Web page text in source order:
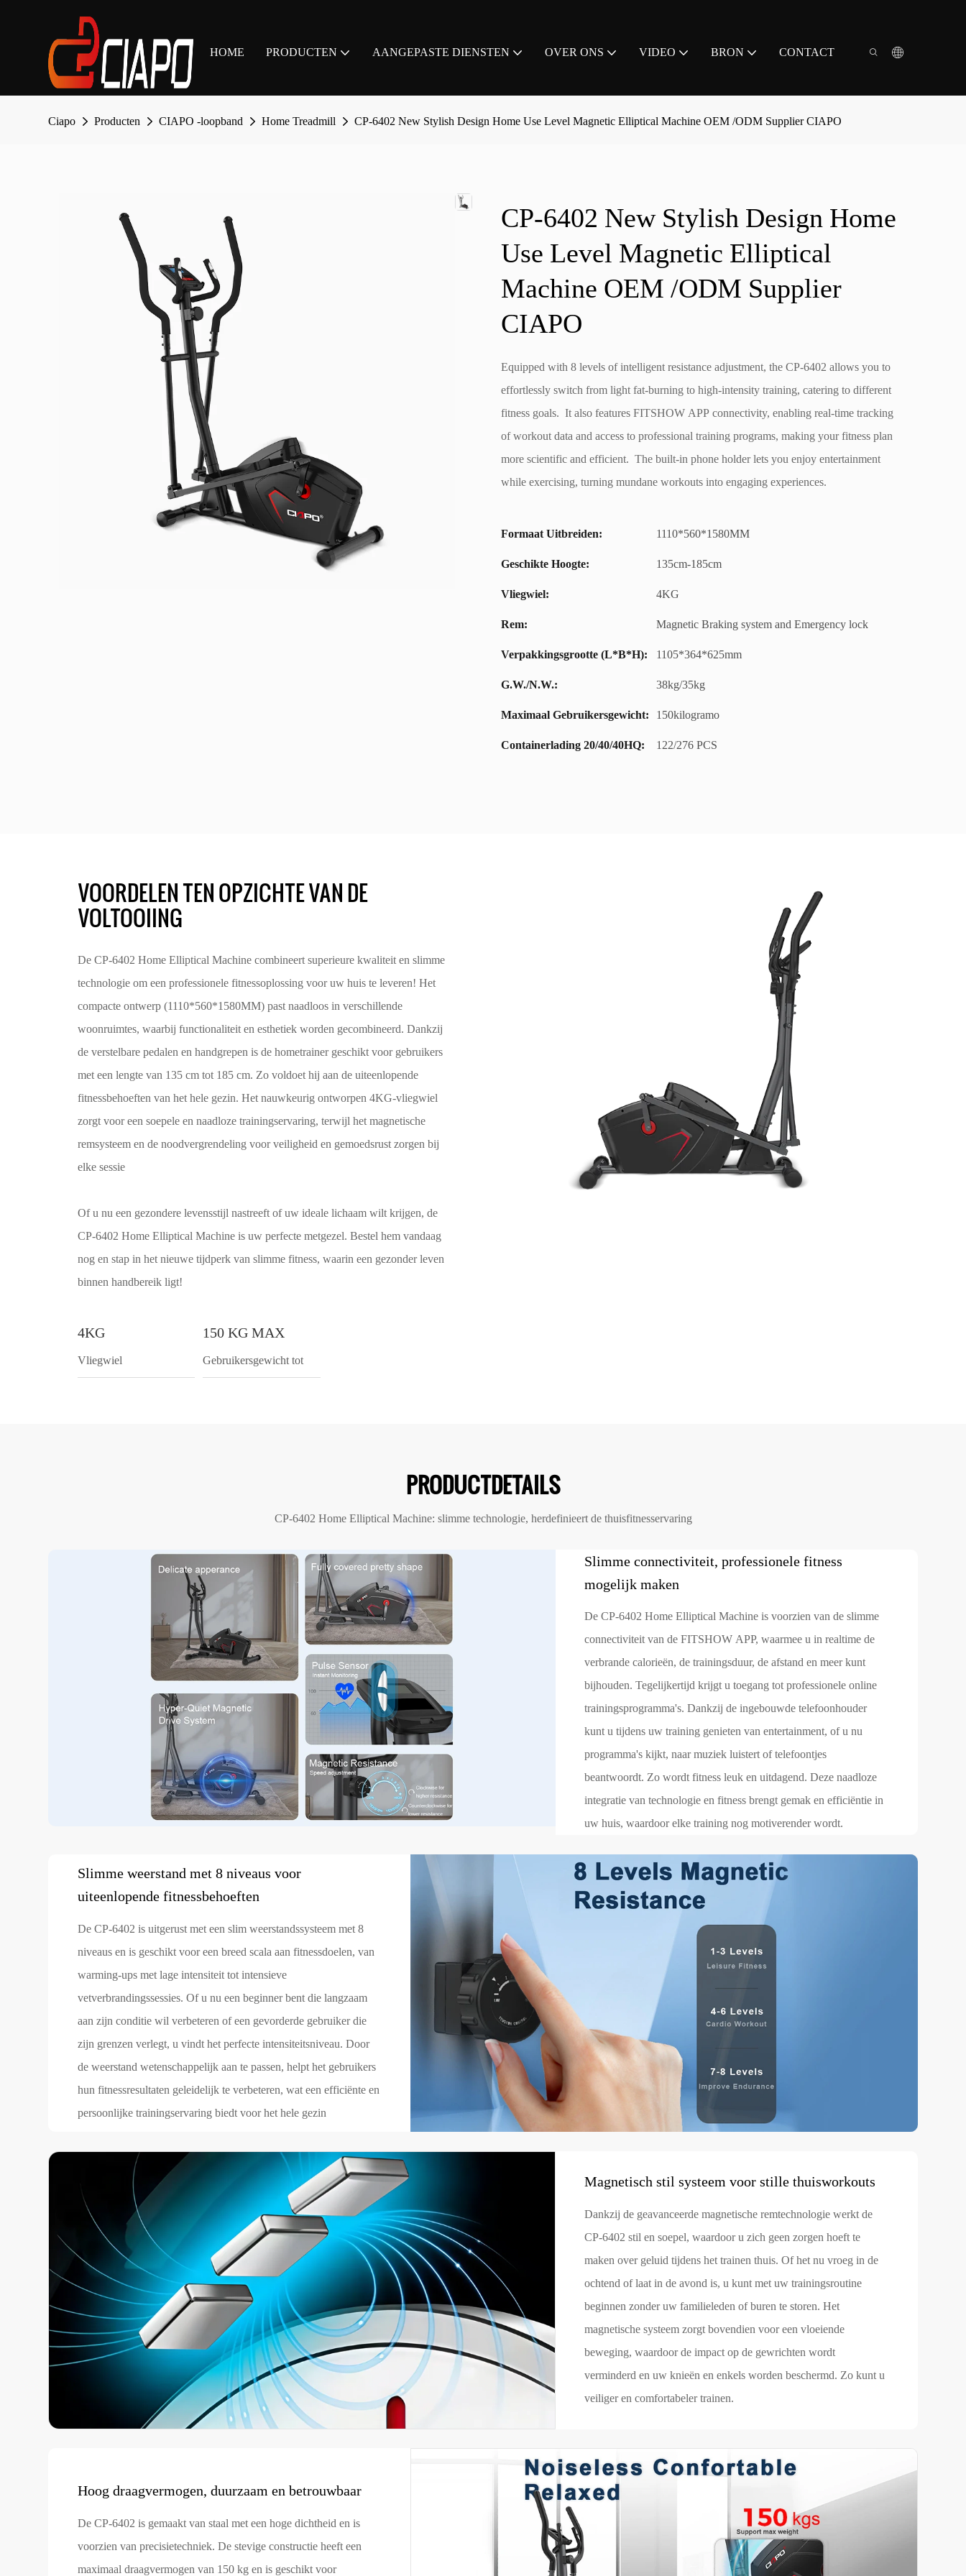
HOME PRODUCTEN AANGEPASTE DIENSTEN OVER ONS VIDEO BRON CONTACT
Ciapo Producten CIAPO -loopband Home Treadmill CP-6402 New Stylish Design Home Use Level Magnetic Elliptical Machine OEM /ODM Supplier CIAPO
CP-6402 New Stylish Design Home
Use Level Magnetic Elliptical
Machine OEM /ODM Supplier
CIAPO
Equipped with 8 levels of intelligent resistance adjustment, the CP-6402 allows you to
effortlessly switch from light fat-burning to high-intensity training, catering to different
fitness goals. It also features FITSHOW APP connectivity, enabling real-time tracking
of workout data and access to professional training programs, making your fitness plan
more scientific and efficient. The built-in phone holder lets you enjoy entertainment
while exercising, turning mundane workouts into engaging experiences.
Formaat Uitbreiden: 1110*560*1580MM
Geschikte Hoogte: 135cm-185cm
Vliegwiel: 4KG
Rem: Magnetic Braking system and Emergency lock
Verpakkingsgrootte (L*B*H): 1105*364*625mm
G.W./N.W.: 38kg/35kg
Maximaal Gebruikersgewicht: 150kilogramo
Containerlading 20/40/40HQ: 122/276 PCS
VOORDELEN TEN OPZICHTE VAN DE
VOLTOOIING
De CP-6402 Home Elliptical Machine combineert superieure kwaliteit en slimme
technologie om een ​​professionele fitnessoplossing voor uw huis te leveren! Het
compacte ontwerp (1110*560*1580MM) past naadloos in verschillende
woonruimtes, waarbij functionaliteit en esthetiek worden gecombineerd. Dankzij
de verstelbare pedalen en handgrepen is de hometrainer geschikt voor gebruikers
met een lengte van 135 cm tot 185 cm. Zo voldoet hij aan de uiteenlopende
fitnessbehoeften van het hele gezin. Het nauwkeurig ontworpen 4KG-vliegwiel
zorgt voor een soepele en naadloze trainingservaring, terwijl het magnetische
remsysteem en de noodvergrendeling voor veiligheid en gemoedsrust zorgen bij
elke sessie
Of u nu een gezondere levensstijl nastreeft of uw ideale lichaam wilt krijgen, de
CP-6402 Home Elliptical Machine is uw perfecte metgezel. Bestel hem vandaag
nog en stap in het nieuwe tijdperk van slimme fitness, waarin een gezonder leven
binnen handbereik ligt!
4KG
Vliegwiel
150 KG MAX
Gebruikersgewicht tot
PRODUCTDETAILS
CP-6402 Home Elliptical Machine: slimme technologie, herdefinieert de thuisfitnesservaring
Slimme connectiviteit, professionele fitness
mogelijk maken
De CP-6402 Home Elliptical Machine is voorzien van de slimme
connectiviteit van de FITSHOW APP, waarmee u in realtime de
verbrande calorieën, de trainingsduur, de afstand en meer kunt
bijhouden. Tegelijkertijd krijgt u toegang tot professionele online
trainingsprogramma's. Dankzij de ingebouwde telefoonhouder
kunt u tijdens uw training genieten van entertainment, of u nu
programma's kijkt, naar muziek luistert of telefoontjes
beantwoordt. Zo wordt fitness leuk en uitdagend. Deze naadloze
integratie van technologie en fitness brengt gemak en efficiëntie in
uw huis, waardoor elke training nog motiverender wordt.
Slimme weerstand met 8 niveaus voor
uiteenlopende fitnessbehoeften
De CP-6402 is uitgerust met een slim weerstandssysteem met 8
niveaus en is geschikt voor een breed scala aan fitnessdoelen, van
warming-ups met lage intensiteit tot intensieve
vetverbrandingssessies. Of u nu een beginner bent die langzaam
aan zijn conditie wil verbeteren of een gevorderde gebruiker die
zijn grenzen verlegt, u vindt het perfecte intensiteitsniveau. Door
de weerstand wetenschappelijk aan te passen, helpt het gebruikers
hun fitnessresultaten geleidelijk te verbeteren, wat een efficiënte en
persoonlijke trainingservaring biedt voor het hele gezin
Magnetisch stil systeem voor stille thuisworkouts
Dankzij de geavanceerde magnetische remtechnologie werkt de
CP-6402 stil en soepel, waardoor u zich geen zorgen hoeft te
maken over geluid tijdens het trainen thuis. Of het nu vroeg in de
ochtend of laat in de avond is, u kunt met uw trainingsroutine
beginnen zonder uw familieleden of buren te storen. Het
magnetische systeem zorgt bovendien voor een vloeiende
beweging, waardoor de impact op de gewrichten wordt
verminderd en uw knieën en enkels worden beschermd. Zo kunt u
veiliger en comfortabeler trainen.
Hoog draagvermogen, duurzaam en betrouwbaar
De CP-6402 is gemaakt van staal met een hoge dichtheid en is
voorzien van precisietechniek. De stevige constructie heeft een
maximaal draagvermogen van 150 kg en is geschikt voor